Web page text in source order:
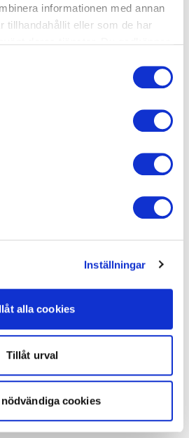
informationen med annan
tillhandahållit eller som de har
Inställningar
alla cookies
Tillåt urval
cookies